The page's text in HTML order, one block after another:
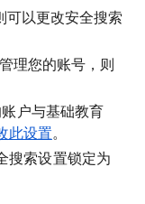
可以更改安全搜索
理您的账号，则
户与基础教育
此设置。
搜索设置锁定为